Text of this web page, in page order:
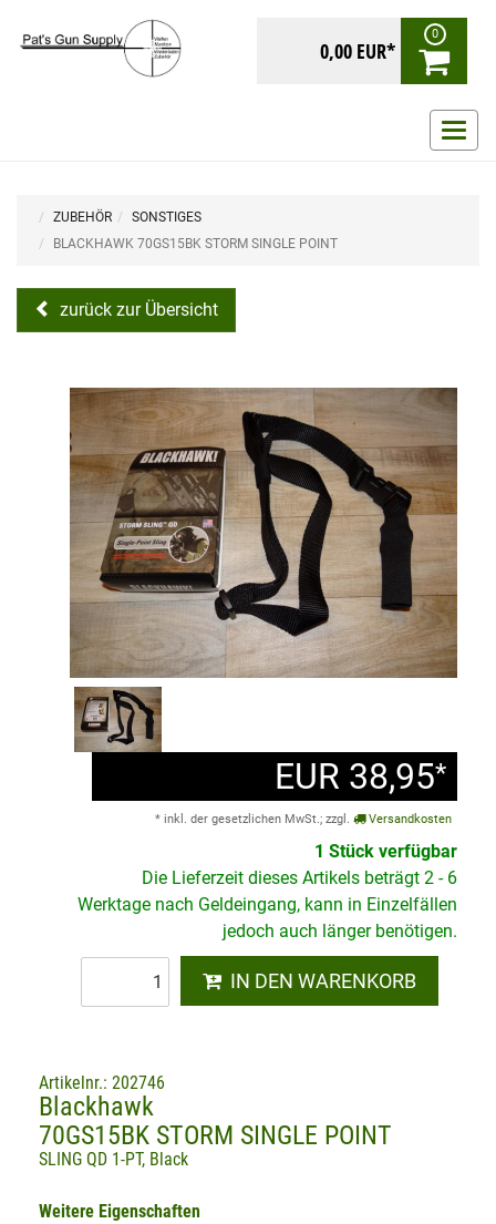
0,00 EUR*
0
ein-/
ZUBEHÖR
SONSTIGES
BLACKHAWK 70GS15BK STORM SINGLE POINT
zurück zur Übersicht
EUR 38,95*
* inkl. der gesetzlichen MwSt.; zzgl. Versandkosten
1 Stück verfügbar
Die Lieferzeit dieses Artikels beträgt 2 - 6
Werktage nach Geldeingang, kann in Einzelfällen
jedoch auch länger benötigen.
IN DEN WARENKORB
Artikelnr.: 202746
Blackhawk
70GS15BK STORM SINGLE POINT
SLING QD 1-PT, Black
Weitere Eigenschaften